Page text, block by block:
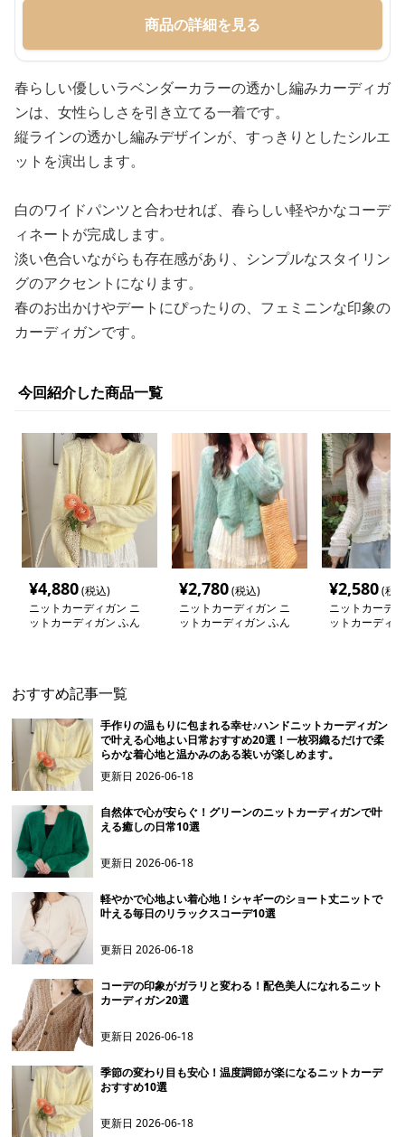
商品の詳細を見る
春らしい優しいラベンダーカラーの透かし編みカーディガ
ンは、女性らしさを引き立てる一着です。
縦ラインの透かし編みデザインが、すっきりとしたシルエ
ットを演出します。
白のワイドパンツと合わせれば、春らしい軽やかなコーデ
ィネートが完成します。
淡い色合いながらも存在感があり、シンプルなスタイリン
グのアクセントになります。
春のお出かけやデートにぴったりの、フェミニンな印象の
カーディガンです。
今回紹介した商品一覧
¥4,880(税込)
ニットカーディガン ニ
ットカーディガン ふん
¥2,780(税込)
ニットカーディガン ニ
ットカーディガン ふん
¥2,580(税
ニットカーデ
ットカーディ
おすすめ記事一覧
手作りの温もりに包まれる幸せ♪ハンドニットカーディガン
で叶える心地よい日常おすすめ20選！一枚羽織るだけで柔
らかな着心地と温かみのある装いが楽しめます。
更新日2026-06-18
自然体で心が安らぐ！グリーンのニットカーディガンで叶
える癒しの日常10選
更新日2026-06-18
軽やかで心地よい着心地！シャギーのショート丈ニットで
叶える毎日のリラックスコーデ10選
更新日2026-06-18
コーデの印象がガラリと変わる！配色美人になれるニット
カーディガン20選
更新日2026-06-18
季節の変わり目も安心！温度調節が楽になるニットカーデ
おすすめ10選
更新日2026-06-18